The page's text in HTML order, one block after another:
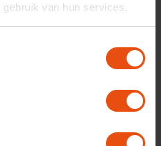
van hun services.
met jouw
echt interessant maakt
nieuwe kandidaten die je aan
opzoek naar een nieuwe
wat en vooral wie zoek je